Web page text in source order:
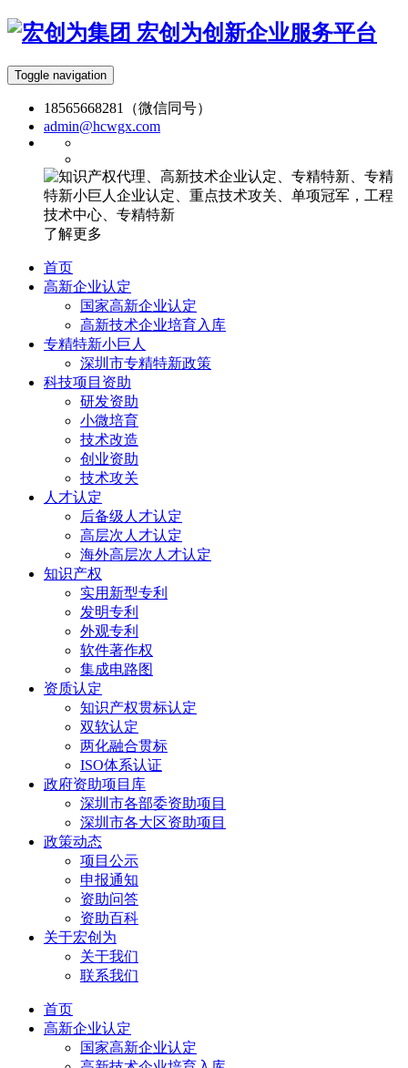
宏创为创新企业服务平台
Toggle navigation
18565668281（微信同号）
admin@hcwgx.com
了解更多
首页
高新企业认定
国家高新企业认定
高新技术企业培育入库
专精特新小巨人
深圳市专精特新政策
科技项目资助
研发资助
小微培育
技术改造
创业资助
技术攻关
人才认定
后备级人才认定
高层次人才认定
海外高层次人才认定
知识产权
实用新型专利
发明专利
外观专利
软件著作权
集成电路图
资质认定
知识产权贯标认定
双软认定
两化融合贯标
ISO体系认证
政府资助项目库
深圳市各部委资助项目
深圳市各大区资助项目
政策动态
项目公示
申报通知
资助问答
资助百科
关于宏创为
关于我们
联系我们
首页
高新企业认定
国家高新企业认定